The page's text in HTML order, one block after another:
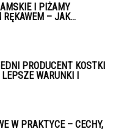
I PIŻAMY
– JAK...
PRODUCENT KOSTKI
LEPSZE WARUNKI I
W PRAKTYCE – CECHY,